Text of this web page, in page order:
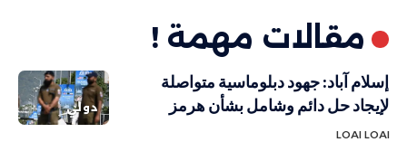
مقالات مهمة !
دولي
إسلام آباد: جهود دبلوماسية متواصلة
لإيجاد حل دائم وشامل بشأن هرمز
LOAI LOAI